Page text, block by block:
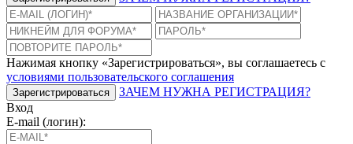
Нажимая кнопку «Зарегистрироваться», вы соглашаетесь с
условиями пользовательского соглашения
Зарегистрироваться
ЗАЧЕМ НУЖНА РЕГИСТРАЦИЯ?
Вход
E-mail (логин):